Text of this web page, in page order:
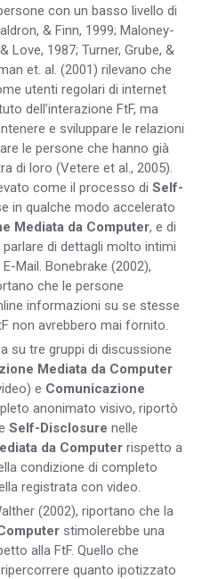
con un basso livello di
& Finn, 1999; Maloney-
Love, 1987; Turner, Grube, &
et. al. (2001) rilevano che
utenti regolari di internet
dell’interazione FtF, ma
e sviluppare le relazioni
le persone che hanno già
di loro (Vetere et al., 2005).
come il processo di Self-
in qualche modo accelerato
Mediata da Computer, e di
di dettagli molto intimi
Mail. Bonebrake (2002),
che le persone
informazioni su se stesse
non avrebbero mai fornito.
su tre gruppi di discussione
Mediata da Computer
e Comunicazione
anonimato visivo, riportò
Self-Disclosure nelle
da Computer rispetto a
condizione di completo
registrata con video.
(2002), riportano che la
stimolerebbe una
alla FtF. Quello che
quanto ipotizzato